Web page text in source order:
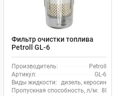
Фильтр очистки топлива
Petroll GL-6
Производитель:
Petroll
Артикул:
GL-6
Виды жидкости:
дизель, керосин
Пропускная способность, л/м: 80